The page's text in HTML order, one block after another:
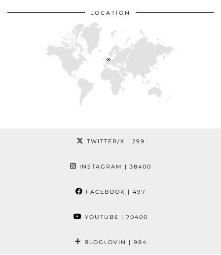
LOCATION
TWITTER/X | 299
INSTAGRAM | 38400
FACEBOOK | 497
YOUTUBE | 70400
BLOGLOVIN | 984